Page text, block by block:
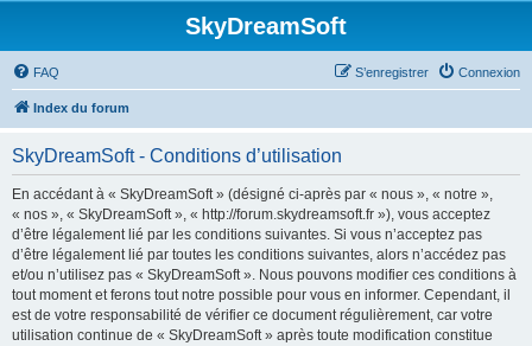
SkyDreamSoft
FAQ Connexion
S’enregistrer
Index du forum
SkyDreamSoft - Conditions d’utilisation
En accédant à « SkyDreamSoft » (désigné ci-après par « nous », « notre »,
« nos », « SkyDreamSoft », « http://forum.skydreamsoft.fr »), vous acceptez
d’être légalement lié par les conditions suivantes. Si vous n’acceptez pas
d’être légalement lié par toutes les conditions suivantes, alors n’accédez pas
et/ou n’utilisez pas « SkyDreamSoft ». Nous pouvons modifier ces conditions à
tout moment et ferons tout notre possible pour vous en informer. Cependant, il
est de votre responsabilité de vérifier ce document régulièrement, car votre
utilisation continue de « SkyDreamSoft » après toute modification constitue